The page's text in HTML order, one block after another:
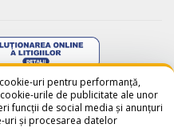
uri pentru performanță,
urile de publicitate ale unor
funcții de social media și anunțuri
uri și procesarea datelor